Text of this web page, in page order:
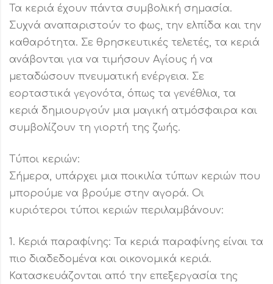
Τα κεριά έχουν πάντα συμβολική σημασία.
Συχνά αναπαριστούν το φως, την ελπίδα και την
καθαρότητα. Σε θρησκευτικές τελετές, τα κεριά
ανάβονται για να τιμήσουν Αγίους ή να
μεταδώσουν πνευματική ενέργεια. Σε
εορταστικά γεγονότα, όπως τα γενέθλια, τα
κεριά δημιουργούν μια μαγική ατμόσφαιρα και
συμβολίζουν τη γιορτή της ζωής.
Τύποι κεριών:
Σήμερα, υπάρχει μια ποικιλία τύπων κεριών που
μπορούμε να βρούμε στην αγορά. Οι
κυριότεροι τύποι κεριών περιλαμβάνουν:
1. Κεριά παραφίνης: Τα κεριά παραφίνης είναι τα
πιο διαδεδομένα και οικονομικά κεριά.
Κατασκευάζονται από την επεξεργασία της